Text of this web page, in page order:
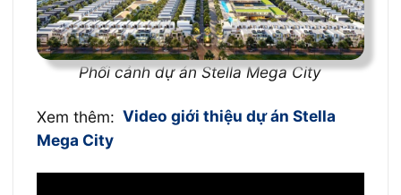
Phối cảnh dự án Stella Mega City
Xem thêm: Video giới thiệu dự án Stella
Mega City